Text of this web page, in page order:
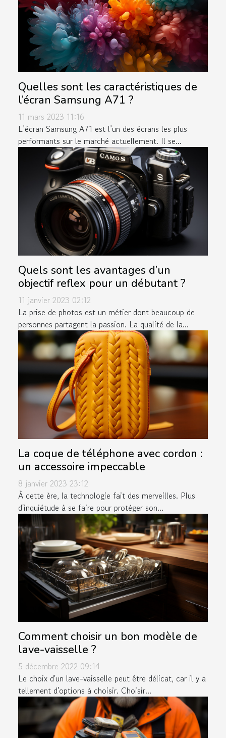
Quelles sont les caractéristiques de
l’écran Samsung A71 ?
11 mars 2023 11:16
L’écran Samsung A71 est l’un des écrans les plus
performants sur le marché actuellement. Il se...
Quels sont les avantages d’un
objectif reflex pour un débutant ?
11 janvier 2023 02:12
La prise de photos est un métier dont beaucoup de
personnes partagent la passion. La qualité de la...
La coque de téléphone avec cordon :
un accessoire impeccable
8 janvier 2023 23:12
À cette ère, la technologie fait des merveilles. Plus
d'inquiétude à se faire pour protéger son...
Comment choisir un bon modèle de
lave-vaisselle ?
5 décembre 2022 09:14
Le choix d'un lave-vaisselle peut être délicat, car il y a
tellement d'options à choisir. Choisir...